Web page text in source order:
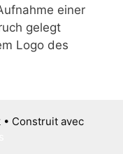
• Construit avec